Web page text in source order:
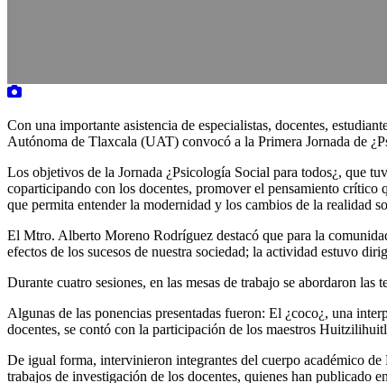
Con una importante asistencia de especialistas, docentes,
Autónoma de Tlaxcala (UAT) convocó a la Primera Jornada de
Los objetivos de la Jornada ¿Psicología Social para todos¿, que
coparticipando con los docentes, promover el pensamiento
que permita entender la modernidad y los cambios de la realidad
El Mtro. Alberto Moreno Rodríguez destacó que para la
efectos de los sucesos de nuestra sociedad; la actividad estuvo
Durante cuatro sesiones, en las mesas de trabajo se abordaron
Algunas de las ponencias presentadas fueron: El ¿coco¿, una
docentes, se contó con la participación de los maestros
De igual forma, intervinieron integrantes del cuerpo académico
trabajos de investigación de los docentes, quienes han publicado